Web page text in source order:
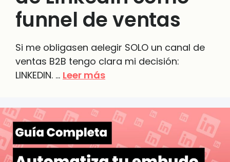
funnel de ventas
Si me obligasen aelegir SOLO un canal de
ventas B2B tengo clara mi decisión:
LINKEDIN. … Leer más